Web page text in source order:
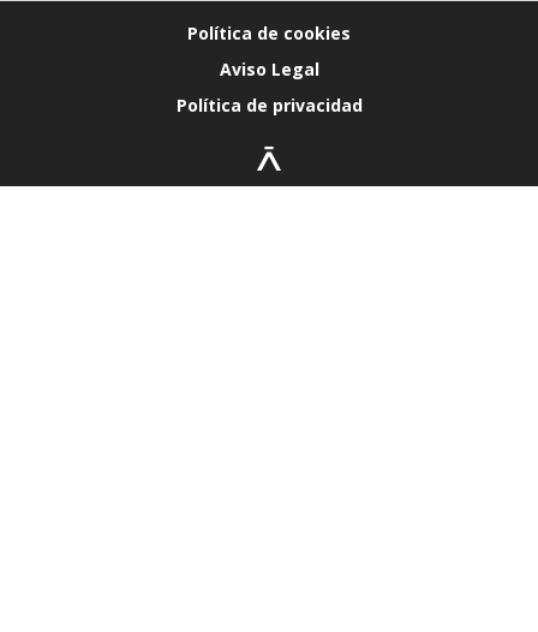
Política de cookies
Aviso Legal
Política de privacidad